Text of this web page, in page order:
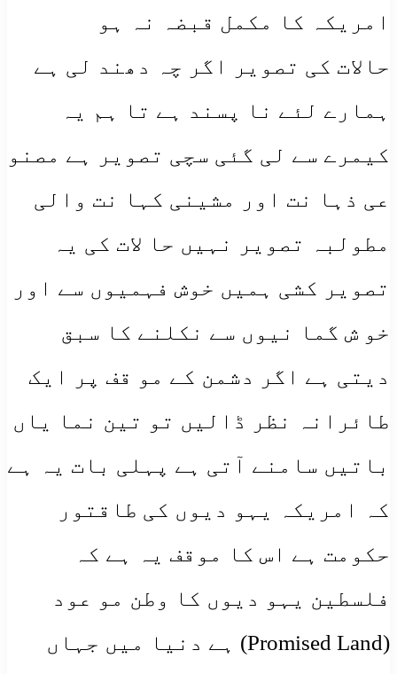
امریکہ کا مکمل قبضہ نہ ہو
حالات کی تصویر اگر چہ دھند لی ہے
ہمارے لئے نا پسند ہے تا ہم یہ
کیمرے سے لی گئی سچی تصویر ہے مصنو
عی ذہا نت اور مشینی کہا نت والی
مطولبہ تصویر نہیں حا لات کی یہ
تصویر کشی ہمیں خوش فہمیوں سے اور
خو ش گما نیوں سے نکلنے کا سبق
دیتی ہے اگر دشمن کے مو قف پر ایک
طائرانہ نظر ڈالیں تو تین نما یاں
باتیں سامنے آتی ہے پہلی بات یہ ہے
کہ امریکہ یہو دیوں کی طاقتور
حکومت ہے اس کا موقف یہ ہے کہ
فلسطین یہو دیوں کا وطن مو عود
(Promised Land) ہے دنیا میں جہاں